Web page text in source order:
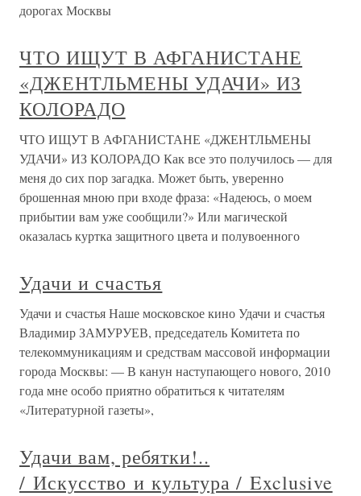
дорогах Москвы
ЧТО ИЩУТ В АФГАНИСТАНЕ
«ДЖЕНТЛЬМЕНЫ УДАЧИ» ИЗ
КОЛОРАДО
ЧТО ИЩУТ В АФГАНИСТАНЕ «ДЖЕНТЛЬМЕНЫ
УДАЧИ» ИЗ КОЛОРАДО Как все это получилось — для
меня до сих пор загадка. Может быть, уверенно
брошенная мною при входе фраза: «Надеюсь, о моем
прибытии вам уже сообщили?» Или магической
оказалась куртка защитного цвета и полувоенного
Удачи и счастья
Удачи и счастья Наше московское кино Удачи и счастья
Владимир ЗАМУРУЕВ, председатель Комитета по
телекоммуникациям и средствам массовой информации
города Москвы: — В канун наступающего нового, 2010
года мне особо приятно обратиться к читателям
«Литературной газеты»,
Удачи вам, ребятки!..
/ Искусство и культура / Exclusive